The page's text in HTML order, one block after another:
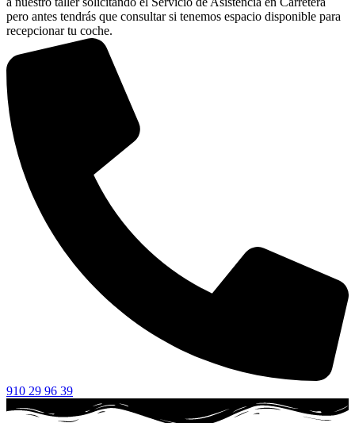
pero antes tendrás que consultar si tenemos espacio disponible para
recepcionar tu coche.
910 29 96 39